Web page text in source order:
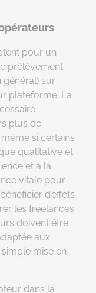
pour un
prélèvement
général) sur
plateforme. La
plus de
si certains
qualitative et
et à la
vitale pour
d’effets
les freelances
doivent être
aux
mise en
dans la